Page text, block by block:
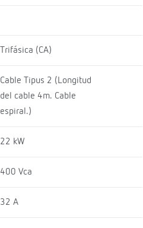
Trifásica (CA)
Cable Tipus 2 (Longitud
del cable 4m. Cable
espiral.)
22 kW
400 Vca
32 A